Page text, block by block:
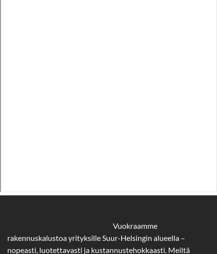
Vuokraamme
rakennuskalustoa yrityksille Suur-Helsingin alueella –
nopeasti, luotettavasti ja kustannustehokkaasti. Meiltä